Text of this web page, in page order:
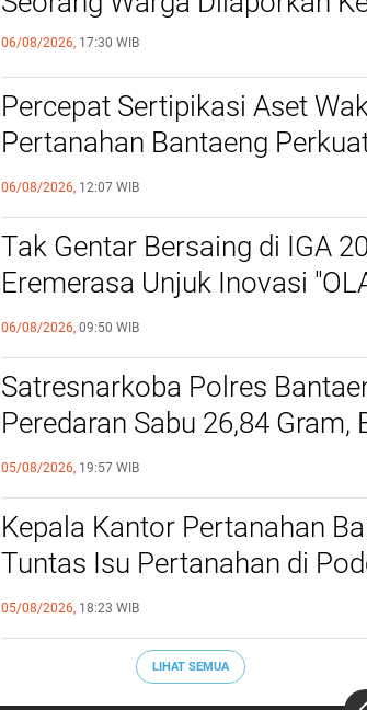
06/08/2026, 17:30 WIB
Percepat Sertipikasi Aset
Pertanahan Bantaeng
Muhammadiyah
06/08/2026, 12:07 WIB
Tak Gentar Bersaing di IGA
Eremerasa Unjuk Inovasi
Sulap Limbah Jadi Media
06/08/2026, 09:50 WIB
Satresnarkoba Polres
Peredaran Sabu 26,84 Gram,
Ditangkap
05/08/2026, 19:57 WIB
Kepala Kantor Pertanahan
Tuntas Isu Pertanahan di
Kejari, Bahas PTSL hingga
Malam
05/08/2026, 18:23 WIB
LIHAT SEMUA